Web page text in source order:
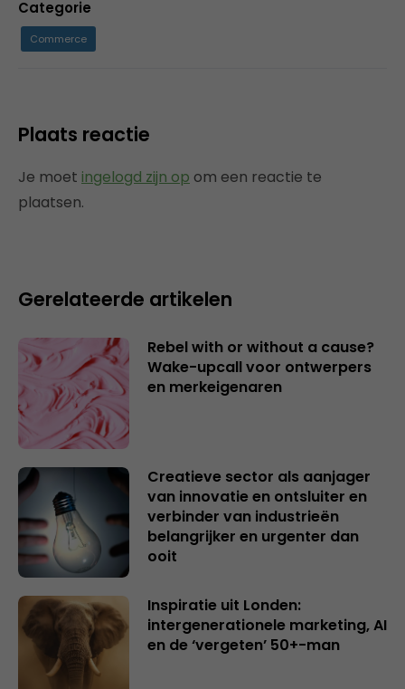
Categorie
Commerce
Plaats reactie
Je moet ingelogd zijn op om een reactie te
plaatsen.
Gerelateerde artikelen
Rebel with or without a cause?
Wake-upcall voor ontwerpers
en merkeigenaren
Creatieve sector als aanjager
van innovatie en ontsluiter en
verbinder van industrieën
belangrijker en urgenter dan
ooit
Inspiratie uit Londen:
intergenerationele marketing, AI
en de ‘vergeten’ 50+-man